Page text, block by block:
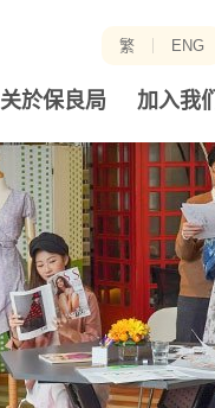
繁 ENG
关於保良局 加入我们